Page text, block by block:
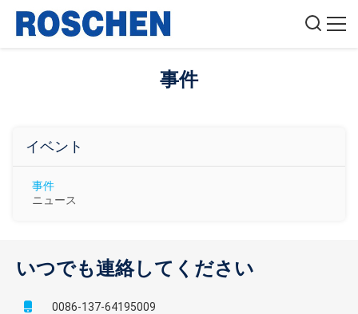
事件
イベント
事件
ニュース
いつでも連絡してください
0086-137-64195009